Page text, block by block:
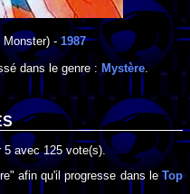
- 1987
dans le genre : Mystère.
5avec125vote(s).
afin qu'il progresse dans leTop